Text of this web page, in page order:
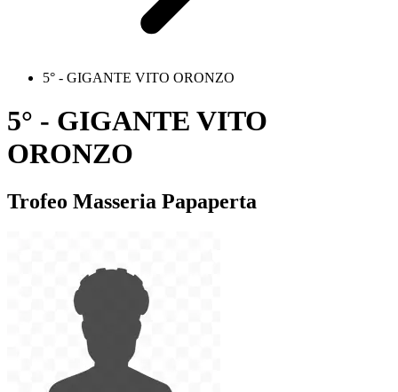
5° - GIGANTE VITO ORONZO
5° - GIGANTE VITO
ORONZO
Trofeo Masseria Papaperta